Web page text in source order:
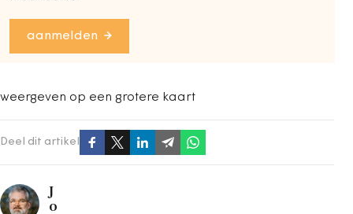
aanmelden
weergeven op een grotere kaart
Deel dit artikel
J
o